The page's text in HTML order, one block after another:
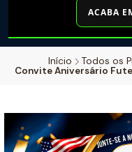
ACABA
Início Todos os
Convite Aniversário